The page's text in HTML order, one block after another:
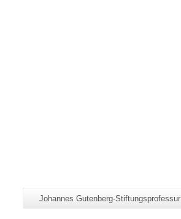
Zusätzliche
Seiten-
Johannes Gutenberg-Stiftungsprofessur